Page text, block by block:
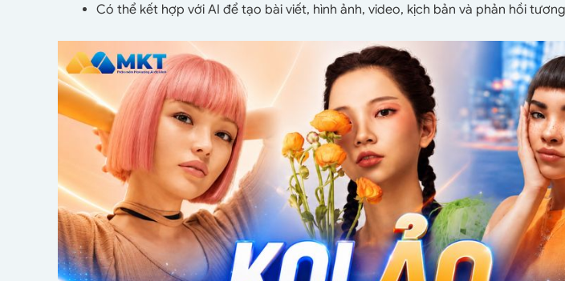
Có thể kết hợp với AI để tạo bài viết, hình ảnh, video, kịch bản và phản hồi